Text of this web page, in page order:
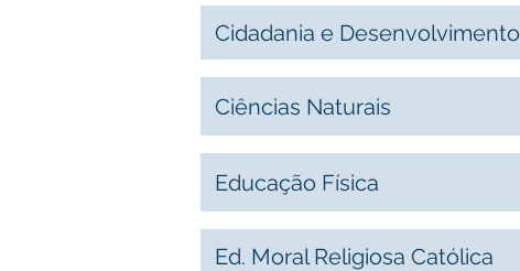
Cidadania e Desenvolvimento
Ciências Naturais
Educação Física
Ed. Moral Religiosa Católica